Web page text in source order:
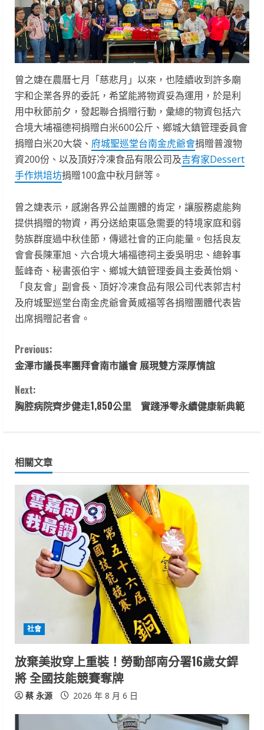
曾之婕在農曆七月「慈悲月」以來，也陸續收到許多廟
宇和企業各界的委託，希望能將物資妥為運用，於是利
用中秋節前夕，發起聯合捐贈行動，彙總的物資包括六
合境大埔福德祠捐贈白米600公斤、鄉城大鎮管理委員會
捐贈白米20大袋、 府城聖巡堂台南金虎爺會捐贈普渡物
資200份、以及頂好冷凍食品有限公司及吉宥家Dessert
手作烘培坊捐贈100盒中秋月餅等。
曾之婕表示，感謝各界公益團體的肯定，讓服務處能夠
提供捐贈的物資，再分送給東區急需要的特境家庭和弱
勢族群度過中秋佳節，傳遞社會的正向能量。包括良友
會會長陳軍旭、六合境大埔福德祠主委吳明忠、總幹事
藍峰奇、秘書張伯宇、鄉城大鎮管理委員主委黃怡娟、
「良友會」副會長、頂好冷凍食品有限公司代表郭吉村
及府城聖巡堂台南金虎爺會黃威福等各捐贈團體代表皆
出席捐贈記者會。
C
o
n
i
n
e
i
n
g
Previous:
金澤市議長率團拜會南市議會 展現雙方深厚情誼
Next:
胸腔病院齊步健走1,850公里 實踐淨零永續健康新典範
相關文章
社會
放棄美妝穿上重裝！勞動部南分署16歲女銲
將 全國技能競賽奪牌
蔡 永源 2026 年 8 月 6 日